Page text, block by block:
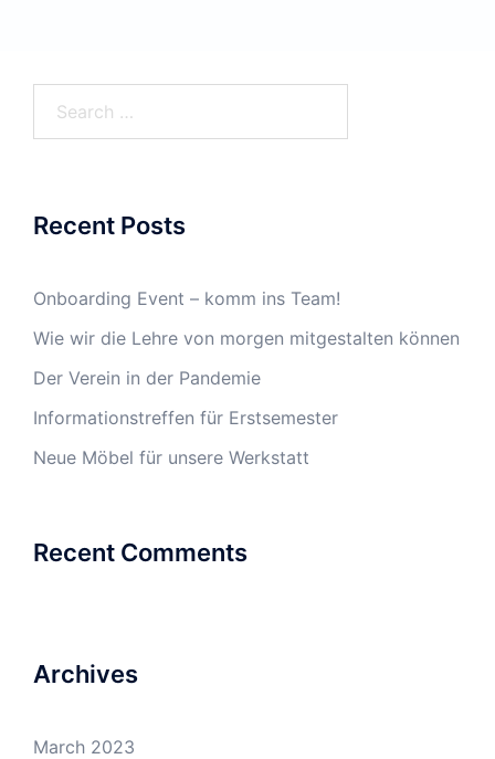
Recent Posts
Onboarding Event – komm ins Team!
Wie wir die Lehre von morgen mitgestalten können
Der Verein in der Pandemie
Informationstreffen für Erstsemester
Neue Möbel für unsere Werkstatt
Recent Comments
Archives
March 2023